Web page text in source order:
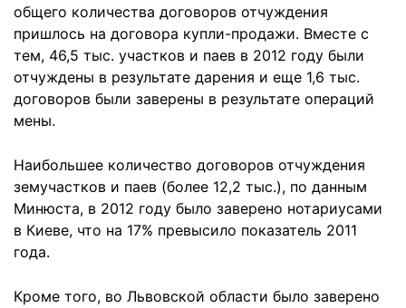
общего количества договоров отчуждения
пришлось на договора купли-продажи. Вместе с
тем, 46,5 тыс. участков и паев в 2012 году были
отчуждены в результате дарения и еще 1,6 тыс.
договоров были заверены в результате операций
мены.
Наибольшее количество договоров отчуждения
земучастков и паев (более 12,2 тыс.), по данным
Минюста, в 2012 году было заверено нотариусами
в Киеве, что на 17% превысило показатель 2011
года.
Кроме того, во Львовской области было заверено